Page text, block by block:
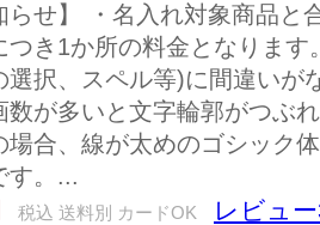
らせ】 ・名入れ対象商品
つき1か所の料金となりま
選択、スペル等)に間違いが
数が多いと文字輪郭がつぶ
場合、線が太めのゴシック
す。...
税込 送料別 カードOK
レビュ